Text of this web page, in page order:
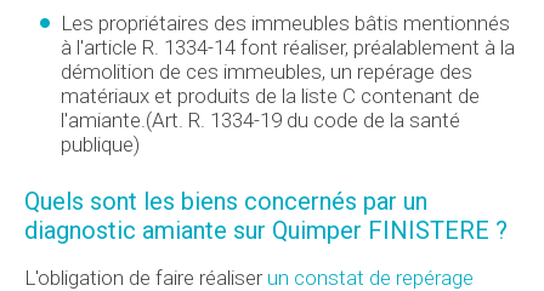
Les propriétaires des immeubles bâtis mentionnés
à l'article R. 1334-14 font réaliser, préalablement à la
démolition de ces immeubles, un repérage des
matériaux et produits de la liste C contenant de
l'amiante.(Art. R. 1334-19 du code de la santé
publique)
Quels sont les biens concernés par un
diagnostic amiante sur Quimper FINISTERE ?
L'obligation de faire réaliser un constat de repérage